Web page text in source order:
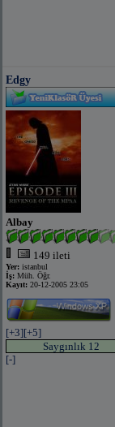
Edgy
Albay
149 ileti
Yer: istanbul
İş: Müh. Öğr.
Kayıt: 20-12-2005 23:05
[+3][+5]
Saygınlık 12
[-]